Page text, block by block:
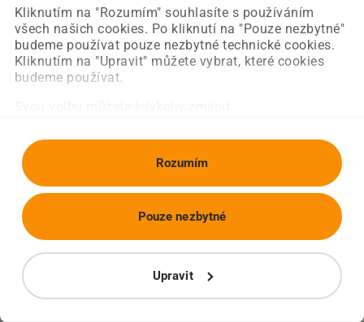
Kliknutím na "Rozumím" souhlasíte s používáním
všech našich cookies. Po kliknutí na "Pouze nezbytné"
budeme používat pouze nezbytné technické cookies.
Kliknutím na "Upravit" můžete vybrat, které cookies
budeme používat.
Rozumím
Upravit
Pouze nezbytné
Obnovit stránku Úvodní strana